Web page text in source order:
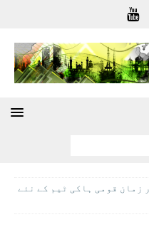
زمان قومی ہاکی ٹیم کے نئے